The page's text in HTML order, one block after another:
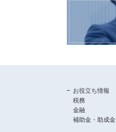
お役立ち情報
税務
金融
補助金・助成金